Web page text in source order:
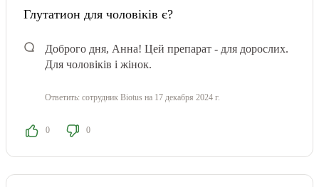
Глутатион для чоловіків є?
Доброго дня, Анна! Цей препарат - для дорослих.
Для чоловіків і жінок.
Ответить: сотрудник Biotus на 17 декабря 2024 г.
0 0